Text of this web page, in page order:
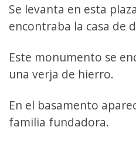
Se levanta en esta
encontraba la casa de
Este monumento se
una verja de hierro.
En el basamento
familia fundadora.